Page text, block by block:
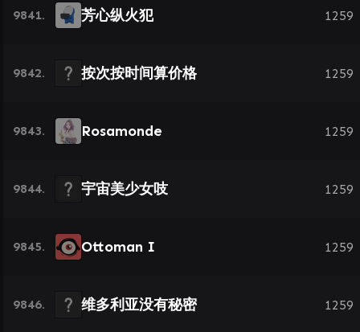
9841. 芳心纵火犯 1259
9842. 按次按时间算价格 1259
9843. Rosamonde 1259
9844. 宇宙美少女吱 1259
9845. Ottoman I 1259
9846. 维多利亚没有秘密 1259